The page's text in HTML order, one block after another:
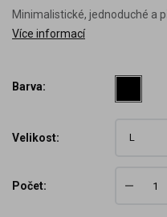
Minimalistické, jednoduché a
Více informací
Barva:
Velikost:
Počet: